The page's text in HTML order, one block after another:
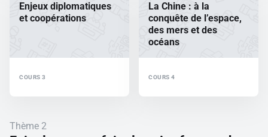
Enjeux diplomatiques
et coopérations
COURS 3
La Chine : à la
conquête de l’espace,
des mers et des
océans
COURS 4
Thème 2